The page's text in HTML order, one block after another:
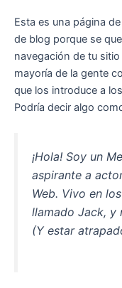
Esta es una página
de blog porque se
navegación de tu
mayoría de la gente
que los introduce a
Podría decir algo
¡Hola! Soy un
aspirante a
Web. Vivo en
llamado Jack, y
(Y estar